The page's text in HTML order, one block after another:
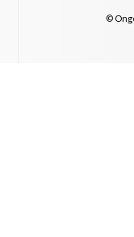
©